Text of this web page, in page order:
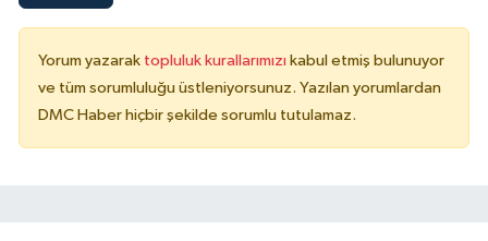
Yorum yazarak topluluk kurallarımızı kabul etmiş bulunuyor
ve tüm sorumluluğu üstleniyorsunuz. Yazılan yorumlardan
DMC Haber hiçbir şekilde sorumlu tutulamaz.